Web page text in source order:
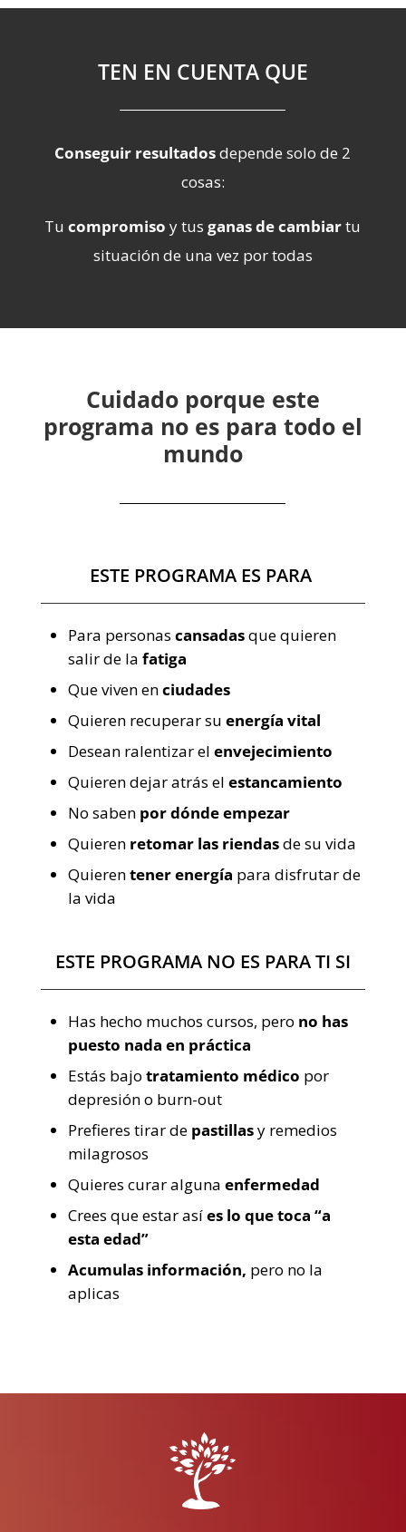
TEN EN CUENTA QUE
Conseguir resultadosdepende solo de 2
cosas:
Tucompromiso y tusganas de cambiartu
situación de una vez por todas
Cuidado porque este
programa no es para todo el
mundo
ESTE PROGRAMA ES PARA
Para personas cansadasque quieren
salir de la fatiga
Que viven enciudades
Quieren recuperar su energía vital
Desean ralentizar el envejecimiento
Quieren dejar atrás el estancamiento
No sabenpor dónde empezar
Quieren retomar las riendasde su vida
Quierentener energía para disfrutar de
la vida
ESTE PROGRAMA NO ES PARA TI SI
Has hecho muchos cursos, pero no has
puesto nada en práctica
Estás bajo tratamiento médico por
depresión o burn-out
Prefieres tirar de pastillasy remedios
milagrosos
Quieres curar alguna enfermedad
Crees que estar asíes lo que toca “a
esta edad”
Acumulas información, pero no la
aplicas